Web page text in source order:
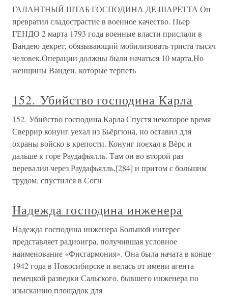
ГАЛАНТНЫЙ ШТАБ ГОСПОДИНА ДЕ ШАРЕТТА Он
превратил сладострастие в военное качество. Пьер
ГЕНДО 2 марта 1793 года военные власти прислали в
Вандею декрет, обязывающий мобилизовать триста тысяч
человек.Операции должны были начаться 10 марта.Но
женщины Вандеи, которые терпеть
152. Убийство господина Карла
152. Убийство господина Карла Спустя некоторое время
Сверрир конунг уехал из Бьёргюна, но оставил для
охраны войско в крепости. Конунг поехал в Вёрс и
дальше к горе Раудафьялль. Там он во второй раз
перевалил через Раудафьялль,[284] и притом с большим
трудом, спустился в Согн
Надежда господина инженера
Надежда господина инженера Большой интерес
представляет радиоигра, получившая условное
наименование «Фисгармония». Она была начата в конце
1942 года в Новосибирске и велась от имени агента
немецкой разведки Сальского, бывшего инженера по
изысканию площадок для